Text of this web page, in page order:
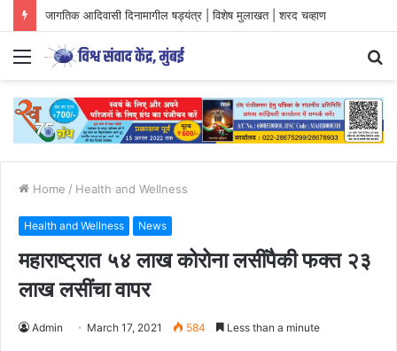
जागतिक आदिवासी दिनामागील षड्यंत्र | विशेष मुलाखत | शरद चव्हाण
Menu
Home / Health and Wellness
Health and Wellness News
महाराष्ट्रात ५४ लाख कोरोना लसींपैकी फक्त २३
लाख लसींचा वापर
Admin March 17, 2021 584 Less than a minute